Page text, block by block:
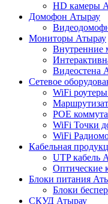
HD камеры
Домофон Атырау
Мониторы Атырау
Внутренние
Видеостена
Сетевое
WiFi
POE
WiFi Точки
WiFi
Кабельная
UTP кабель
Оптические
Блоки питания
Блоки
СКУД Атырау